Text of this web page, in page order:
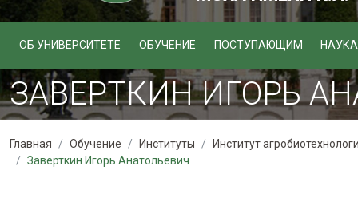
ОБ УНИВЕРСИТЕТЕ ОБУЧЕНИЕ ПОСТУПАЮЩИМ
ЗАВЕРТКИН ИГОРЬ
Главная Обучение Институты
Институт
Заверткин Игорь Анатольевич